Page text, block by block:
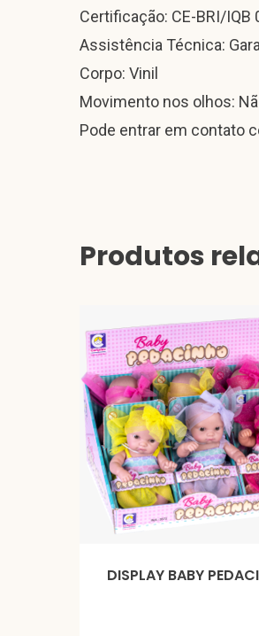
Certificação: CE-BRI/IQB
Assistência Técnica:
Corpo: Vinil
Movimento nos olhos:
Pode entrar em contato
Produtos
DISPLAY BABY